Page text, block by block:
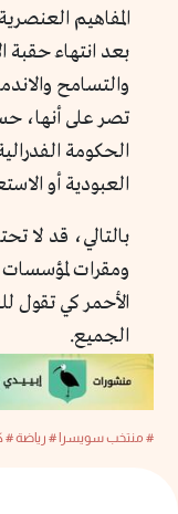
المفاهيم
بعد انتهاء حقبة
والتسامح
تصر على أنها،
الحكومة
العبودية أو
بالتالي، قد لا
ومقرات لمؤسسات
الأحمر كي تقول
الجميع.
# منتخب سويسرا # رياضة#